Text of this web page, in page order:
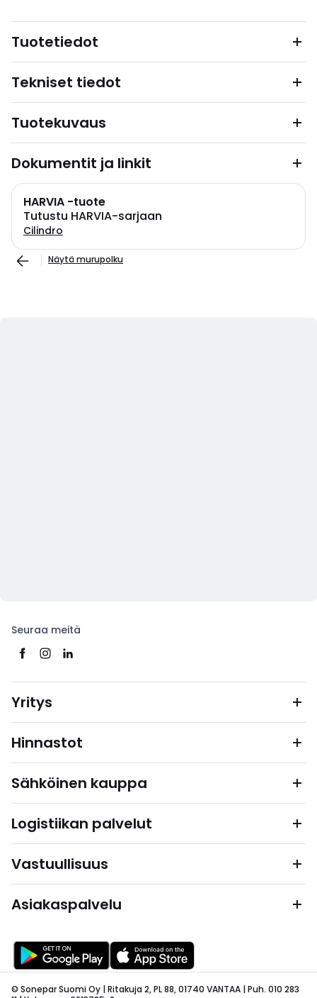
Tuotetiedot
Tekniset tiedot
Tuotekuvaus
Dokumentit ja linkit
HARVIA -tuote
Tutustu HARVIA-sarjaan
Cilindro
Näytä murupolku
Seuraa meitä
Yritys
Hinnastot
Sähköinen kauppa
Logistiikan palvelut
Vastuullisuus
Asiakaspalvelu
© Sonepar Suomi Oy | Ritakuja 2, PL 88, 01740 VANTAA | Puh. 010 283